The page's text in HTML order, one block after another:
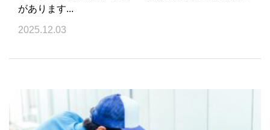
があります...
2025.12.03